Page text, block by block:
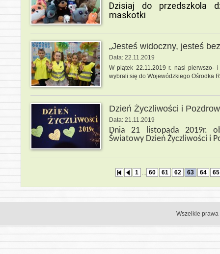
Dzisiaj do przedszkola
maskotki
„Jesteś widoczny, jesteś
Data: 22.11.2019
W piątek 22.11.2019 r. nasi pierwszo-
wybrali się do Wojewódzkiego Ośrodka
Dzień Życzliwości i
Data: 21.11.2019
Dnia 21 listopada 2019r.
Światowy Dzień Życzliwości i
1 ... 60 61 62 63 64 65
Wszelkie prawa